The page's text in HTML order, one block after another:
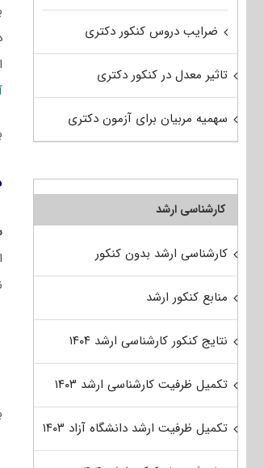
ضرایب دروس کنکور دکتری
تاثیر معدل در کنکور دکتری
سهمیه مربیان برای آزمون دکتری
کارشناسی ارشد
کارشناسی ارشد بدون کنکور
منابع کنکور ارشد
نتایج کنکور کارشناسی ارشد ۱۴۰۴
تکمیل ظرفیت کارشناسی ارشد ۱۴۰۳
تکمیل ظرفیت ارشد دانشگاه آزاد ۱۴۰۳